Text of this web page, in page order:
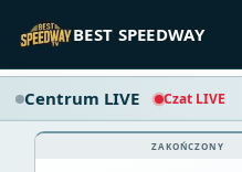
BEST SPEEDWAY
Centrum LIVE Czat LIVE
ZAKOŃCZONY